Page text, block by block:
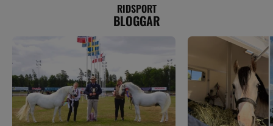
RIDSPORT
BLOGGAR